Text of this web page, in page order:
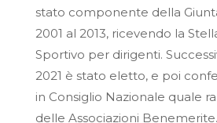
stato componente della
2001 al 2013, ricevendo la
Sportivo per dirigenti.
2021 è stato eletto, e poi
in Consiglio Nazionale quale
delle Associazioni Benemerite.